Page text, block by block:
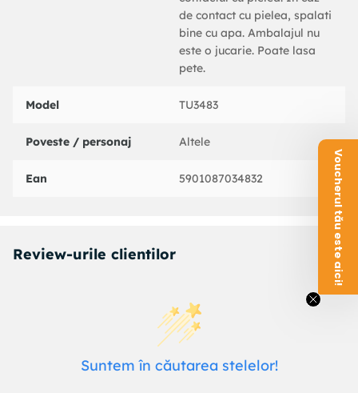
de contact cu pielea, spalati
bine cu apa. Ambalajul nu
este o jucarie. Poate lasa
pete.
Model TU3483
Poveste / personaj Altele
Ean 5901087034832
Review-urile clientilor
Suntem în căutarea stelelor!
Voucherul tău este aici!